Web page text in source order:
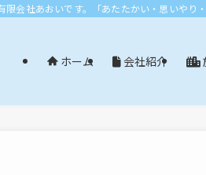
会社あおいです。「あたたかい・思いやり
ホーム 会社紹介